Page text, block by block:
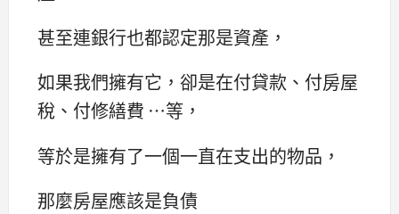
甚至連銀行也都認定那是資產，
如果我們擁有它，卻是在付貸款、付房屋
稅、付修繕費 …等，
等於是擁有了一個一直在支出的物品，
那麼房屋應該是負債